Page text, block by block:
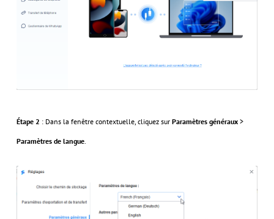
Étape 2 : Dans la fenêtre contextuelle, cliquez sur Paramètres généraux>
Paramètres de langue.